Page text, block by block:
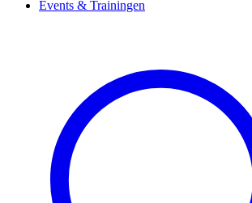
Events & Trainingen